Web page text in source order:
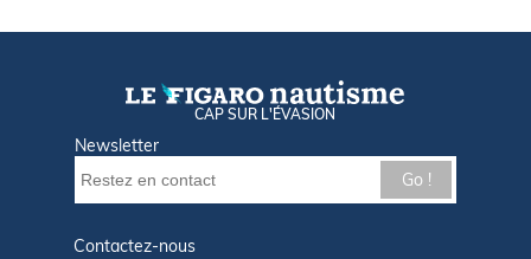
CAP SUR L'ÉVASION
Newsletter
Go !
Contactez-nous